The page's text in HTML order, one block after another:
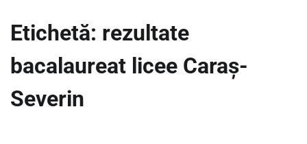
Etichetă: rezultate
bacalaureat licee Caraș-
Severin